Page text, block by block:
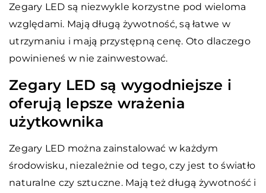
Zegary LED są niezwykle korzystne pod wieloma
względami. Mają długą żywotność, są łatwe w
utrzymaniu i mają przystępną cenę. Oto dlaczego
powinieneś w nie zainwestować.
Zegary LED są wygodniejsze i
oferują lepsze wrażenia
użytkownika
Zegary LED można zainstalować w każdym
środowisku, niezależnie od tego, czy jest to światło
naturalne czy sztuczne. Mają też długą żywotność i